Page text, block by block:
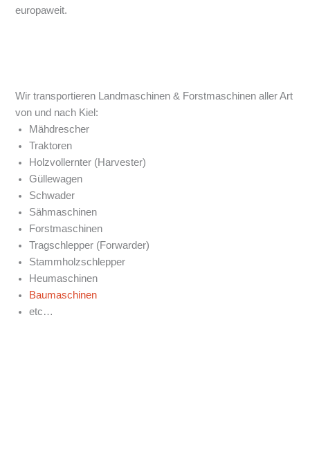
europaweit.
Wir transportieren Landmaschinen & Forstmaschinen aller Art
von und nach Kiel:
Mähdrescher
Traktoren
Holzvollernter (Harvester)
Güllewagen
Schwader
Sähmaschinen
Forstmaschinen
Tragschlepper (Forwarder)
Stammholzschlepper
Heumaschinen
Baumaschinen
etc…